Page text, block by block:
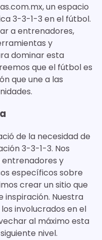
un espacio
3-3-1-3 en el fútbol.
a entrenadores,
y
dominar esta
que el fútbol es
que une a las
de la necesidad de
3-3-1-3. Nos
entrenadores y
específicos sobre
crear un sitio que
inspiración. Nuestra
involucrados en el
al máximo esta
nivel.